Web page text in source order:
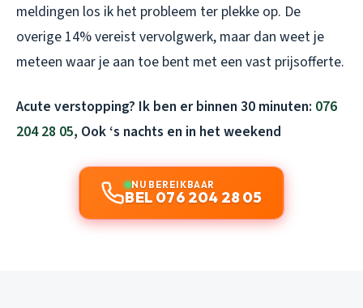
meldingen los ik het probleem ter plekke op. De
overige 14% vereist vervolgwerk, maar dan weet je
meteen waar je aan toe bent met een vast prijsofferte.
Acute verstopping? Ik ben er binnen 30 minuten: 076
204 28 05, Ook ‘s nachts en in het weekend
NU BEREIKBAAR
BEL 076 204 28 05